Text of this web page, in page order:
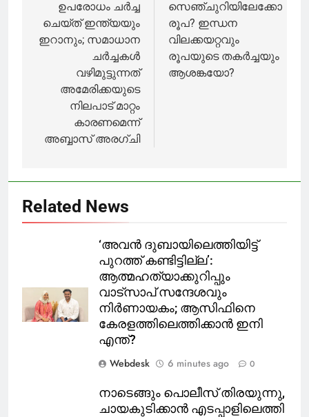
നിർദേശപ്രകാരം
കത്ത് അയച്ചു
ഉപരോധം ചര്‍ച്ച
ചെയ്ത് ഇന്ത്യയും
ഇറാനും; സമാധാന
ചര്‍ച്ചകള്‍
വഴിമുട്ടുന്നത്
അമേരിക്കയുടെ
നിലപാട് മാറ്റം
കാരണമെന്ന്
അബ്ബാസ് അരഗ്ചി
സെഞ്ചുറിയിലേക്കോ
രൂപ? ഇന്ധന
വിലക്കയറ്റവും
രൂപയുടെ തകര്‍ച്ചയും
ആശങ്കയോ?
Related News
‘അവൻ ദുബായിലെത്തിയിട്ട്
പുറത്ത് കണ്ടിട്ടില്ല’:
ആത്മഹത്യാക്കുറിപ്പും
വാട്സാപ് സന്ദേശവും
നിർണായകം; ആസിഫിനെ
കേരളത്തിലെത്തിക്കാൻ ഇനി
എന്ത്?
Webdesk
6 minutes ago 0
നാടെങ്ങും പൊലീസ് തിരയുന്നു,
ചായകുടിക്കാൻ എടപ്പാളിലെത്തി